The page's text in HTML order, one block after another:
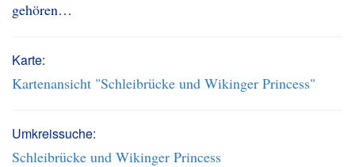
gehören…
Karte:
Kartenansicht "Schleibrücke und Wikinger Princess"
Umkreissuche:
Schleibrücke und Wikinger Princess